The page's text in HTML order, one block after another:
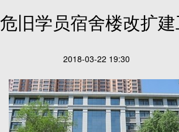
旧学员宿舍楼改扩
2018-03-22 19:30